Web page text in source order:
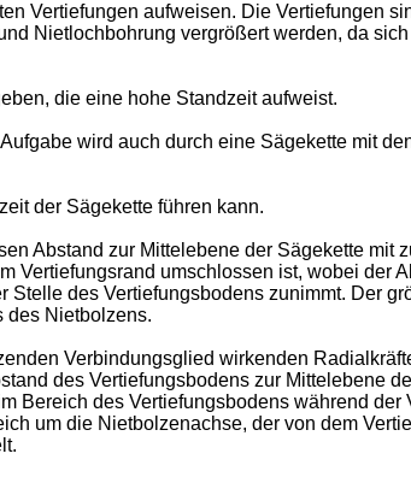
Vertiefungen aufweisen. Die Vertiefungen
Nietlochbohrung vergrößert werden, da
die eine hohe Standzeit aufweist.
wird auch durch eine Sägekette mit
der Sägekette führen kann.
Abstand zur Mittelebene der Sägekette mit
Vertiefungsrand umschlossen ist, wobei der
des Vertiefungsbodens zunimmt. Der
des Nietbolzens.
Verbindungsglied wirkenden
des Vertiefungsbodens zur Mittelebene
Bereich des Vertiefungsbodens während
um die Nietbolzenachse, der von dem